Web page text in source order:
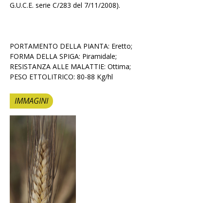
G.U.C.E. serie C/283 del 7/11/2008).
PORTAMENTO DELLA PIANTA: Eretto;
FORMA DELLA SPIGA: Piramidale;
RESISTANZA ALLE MALATTIE: Ottima;
PESO ETTOLITRICO: 80-88 Kg/hl
IMMAGINI